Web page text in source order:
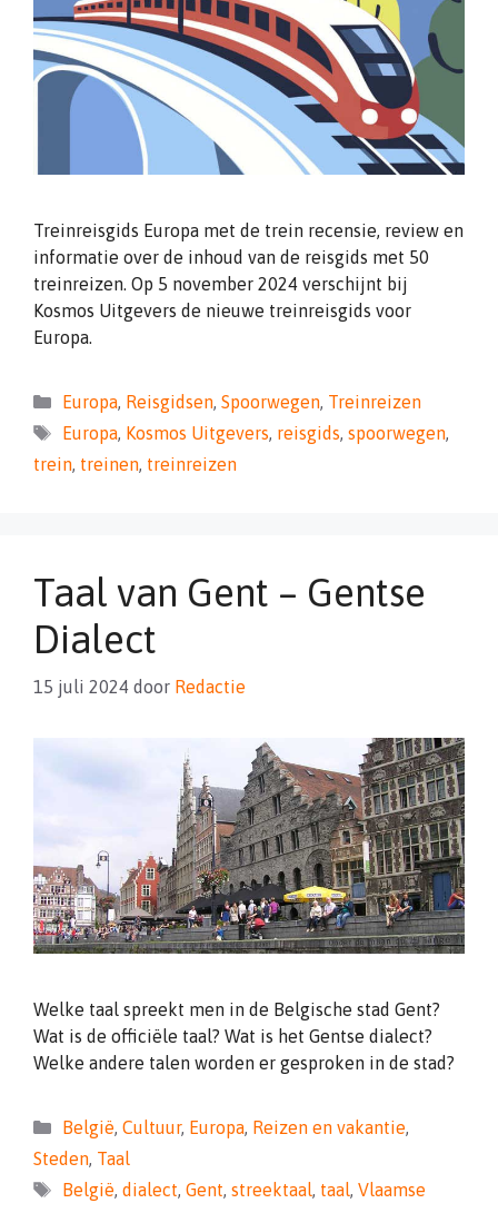
Treinreisgids Europa met de trein recensie, review en
informatie over de inhoud van de reisgids met 50
treinreizen. Op 5 november 2024 verschijnt bij
Kosmos Uitgevers de nieuwe treinreisgids voor
Europa.
Categorieën
Europa, Reisgidsen, Spoorwegen, Treinreizen
Tags
Europa, Kosmos Uitgevers, reisgids, spoorwegen,
trein, treinen, treinreizen
Taal van Gent – Gentse
Dialect
15 juli 2024 door Redactie
Welke taal spreekt men in de Belgische stad Gent?
Wat is de officiële taal? Wat is het Gentse dialect?
Welke andere talen worden er gesproken in de stad?
Categorieën
België, Cultuur, Europa, Reizen en vakantie,
Steden, Taal
Tags
België, dialect, Gent, streektaal, taal, Vlaamse